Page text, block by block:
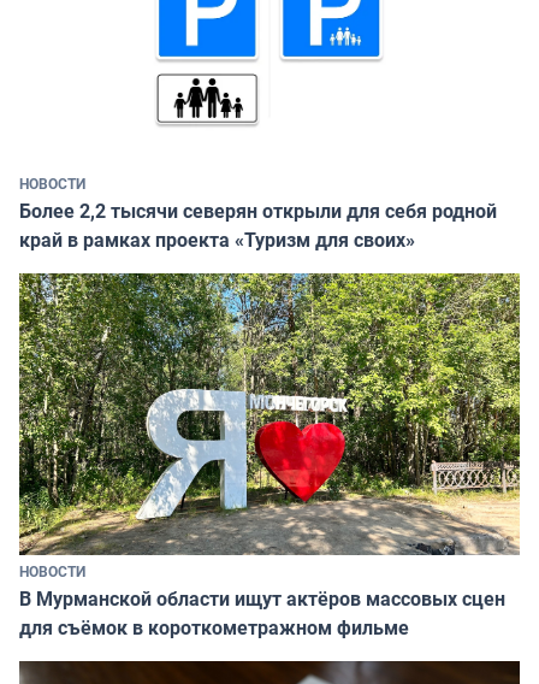
НОВОСТИ
Более 2,2 тысячи северян открыли для себя родной
край в рамках проекта «Туризм для своих»
НОВОСТИ
В Мурманской области ищут актёров массовых сцен
для съёмок в короткометражном фильме